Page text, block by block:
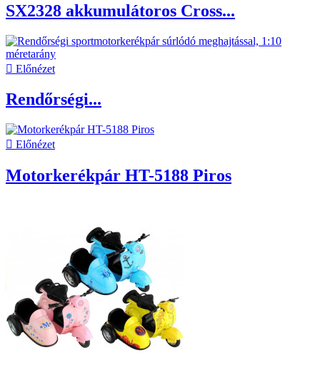
SX2328 akkumulátoros Cross...
 Előnézet
Rendőrségi...
 Előnézet
Motorkerékpár HT-5188 Piros